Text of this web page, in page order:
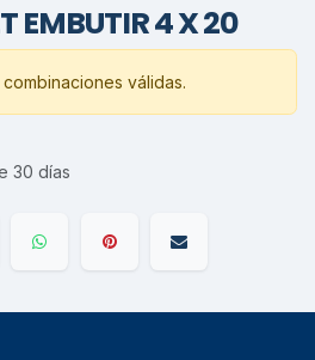
EMBUTIR 4 X 20
válidas.
30 días